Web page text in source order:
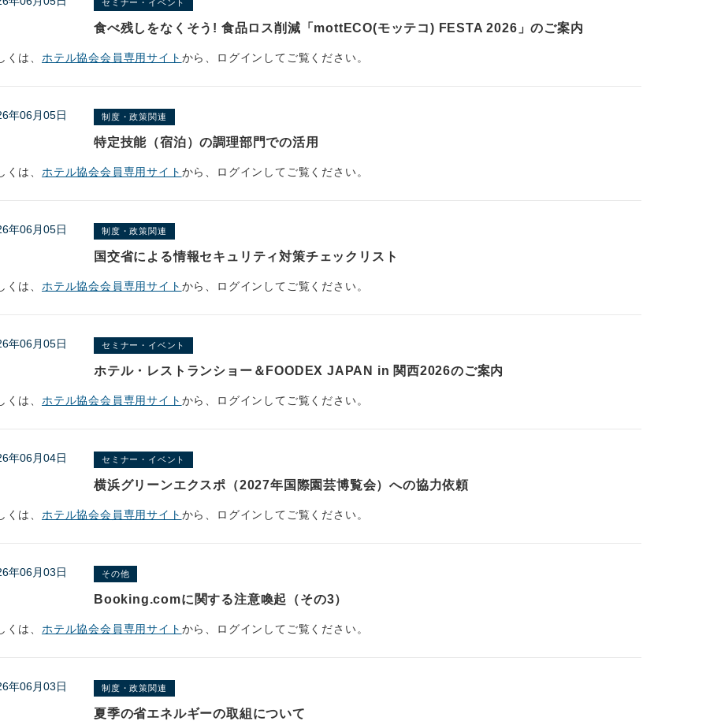
セミナー・イベント
食べ残しをなくそう! 食品ロス削減「mottECO(モッテコ) FESTA 2026」のご案内
くは、 ホテル協会会員専用サイト から、ログインしてご覧ください。
制度・政策関連
特定技能（宿泊）の調理部門での活用
年06月05日
くは、 ホテル協会会員専用サイト から、ログインしてご覧ください。
制度・政策関連
国交省による情報セキュリティ対策チェックリスト
年06月05日
くは、 ホテル協会会員専用サイト から、ログインしてご覧ください。
セミナー・イベント
ホテル・レストランショー＆FOODEX JAPAN in 関西2026のご案内
年06月05日
くは、 ホテル協会会員専用サイト から、ログインしてご覧ください。
セミナー・イベント
横浜グリーンエクスポ（2027年国際園芸博覧会）への協力依頼
年06月04日
くは、 ホテル協会会員専用サイト から、ログインしてご覧ください。
その他
Booking.comに関する注意喚起（その3）
年06月03日
くは、 ホテル協会会員専用サイト から、ログインしてご覧ください。
制度・政策関連
夏季の省エネルギーの取組について
年06月03日